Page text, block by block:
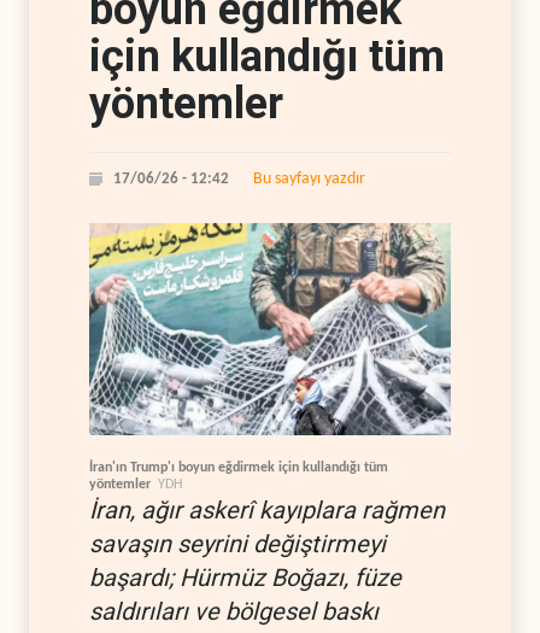
için kullandığı tüm
yöntemler
17/06/26 - 12:42 Bu sayfayı yazdır
İran'ın Trump'ı boyun eğdirmek için kullandığı tüm
yöntemler YDH
İran, ağır askerî kayıplara rağmen
savaşın seyrini değiştirmeyi
başardı; Hürmüz Boğazı, füze
saldırıları ve bölgesel baskı